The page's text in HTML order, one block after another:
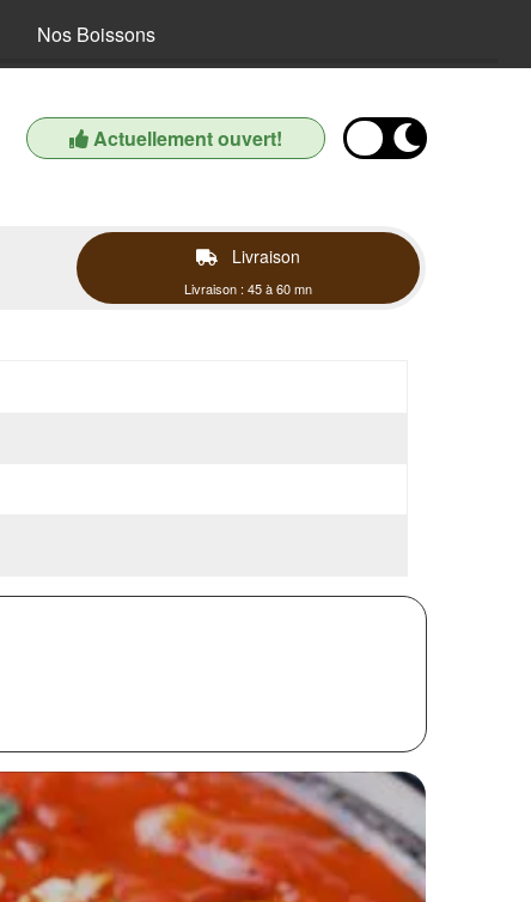
Nos Boissons
Actuellement ouvert!
Livraison
Livraison : 45 à 60 mn